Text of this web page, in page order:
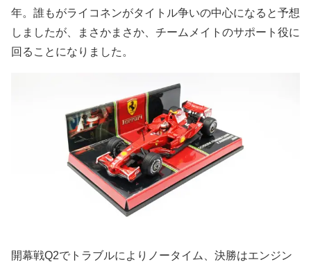
年。誰もがライコネンがタイトル争いの中心になると予想
しましたが、まさかまさか、チームメイトのサポート役に
回ることになりました。
開幕戦Q2でトラブルによりノータイム、決勝はエンジン